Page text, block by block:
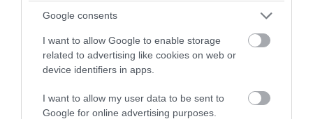
Google consents
I want to allow Google to enable storage
related to advertising like cookies on web or
device identifiers in apps.
I want to allow my user data to be sent to
Google for online advertising purposes.